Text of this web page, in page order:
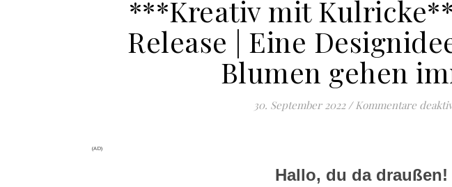
***Kreativ mit
Release | Eine
Blumen gehen
30. September 2022 / Kommentare
(AD)
Hallo, du da draußen!